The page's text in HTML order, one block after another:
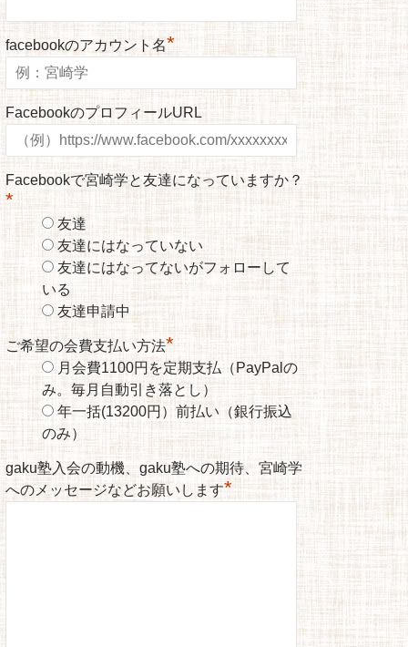
facebookのアカウント名*
FacebookのプロフィールURL
Facebookで宮崎学と友達になっていますか？
*
友達
友達にはなっていない
友達にはなってないがフォローして
いる
友達申請中
ご希望の会費支払い方法*
月会費1100円を定期支払（PayPalの
み。毎月自動引き落とし）
年一括(13200円）前払い（銀行振込
のみ）
gaku塾入会の動機、gaku塾への期待、宮崎学
へのメッセージなどお願いします*